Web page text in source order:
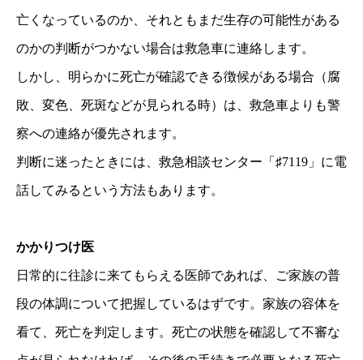
亡くなっているのか、それともまだ生存の可能性がある
のかの判断がつかない場合は救急車に連絡します。
しかし、明らかに死亡が確認できる徴候がある場合（腐
敗、変色、死斑などが見られる時）は、救急車よりも警
察への連絡が優先されます。
判断に迷ったときには、救急相談センター「♯7119」に電
話してみるという方法もあります。
かかりつけ医
日常的に往診に来てもらえる医師であれば、ご家族の普
段の体調について把握しているはずです。家族の容体を
看て、死亡を判定します。死亡の状態を確認して不審な